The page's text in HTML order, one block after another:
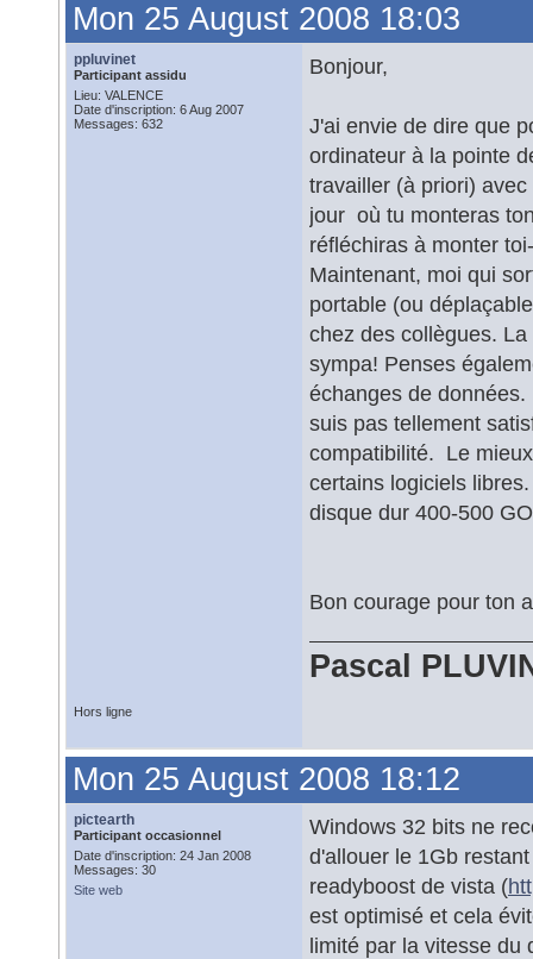
Mon 25 August 2008 18:03
ppluvinet
Participant assidu
Lieu: VALENCE
Date d'inscription: 6 Aug 2007
Messages: 632
Bonjour,
J'ai envie de dire que
ordinateur à la pointe
travailler (à priori)
jour où tu monteras
réfléchiras à monter
Maintenant, moi qui
portable (ou
chez des collègues.
sympa! Penses
échanges de
suis pas tellement
compatibilité. Le
certains logiciels
disque dur 400-500
Bon courage pour ton
Pascal
Hors ligne
Mon 25 August 2008 18:12
pictearth
Participant occasionnel
Date d'inscription: 24 Jan 2008
Messages: 30
Site web
Windows 32 bits ne
d'allouer le 1Gb
readyboost de vista (
est optimisé et cela
limité par la vitesse du